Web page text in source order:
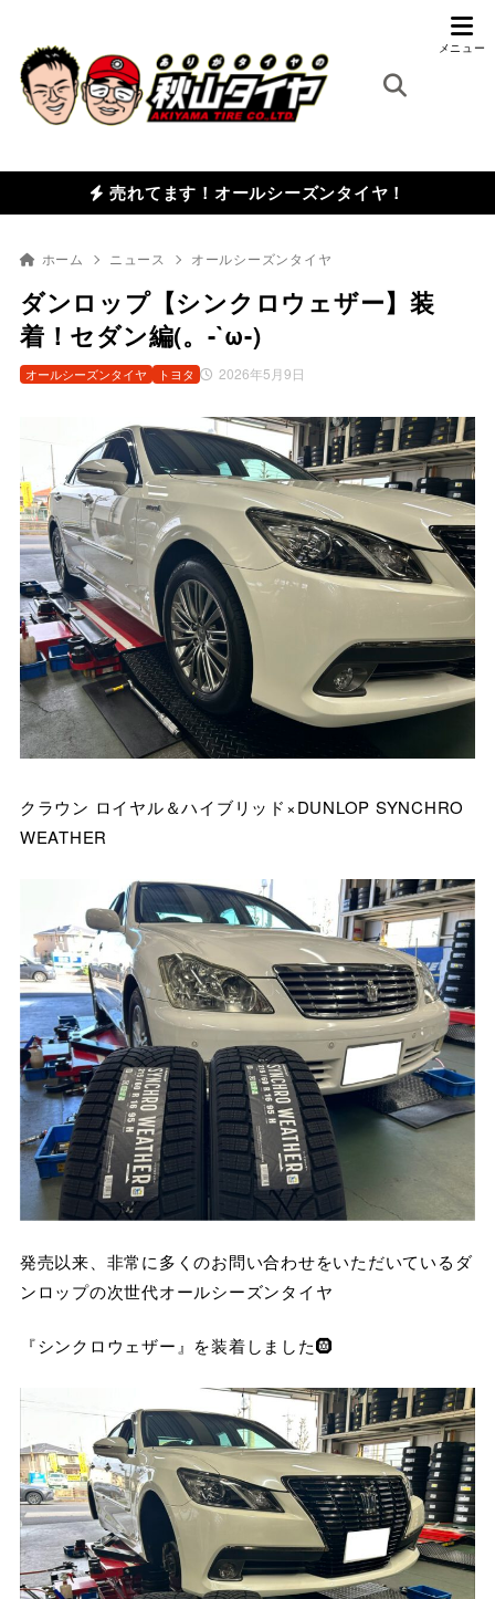
売れてます！オールシーズンタイヤ！
ホーム ニュース オールシーズンタイヤ
ダンロップ【シンクロウェザー】装
着！セダン編(。-`ω-)
2026年5月9日
オールシーズンタイヤ トヨタ
クラウン ロイヤル＆ハイブリッド×DUNLOP SYNCHRO
WEATHER
発売以来、非常に多くのお問い合わせをいただいているダ
ンロップの次世代オールシーズンタイヤ
『シンクロウェザー』を装着しました🛞